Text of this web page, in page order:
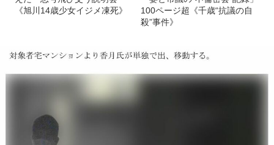
《旭川14歳少女イジメ凍死》
100ページ超《千歳“抗議の自
殺”事件》